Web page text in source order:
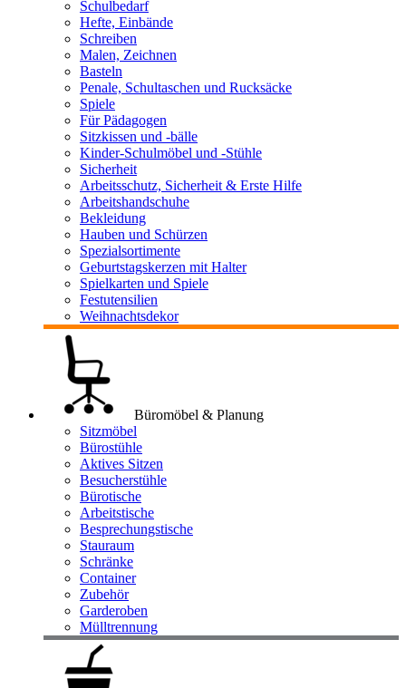
Schulbedarf
Hefte, Einbände
Schreiben
Malen, Zeichnen
Basteln
Penale, Schultaschen und Rucksäcke
Spiele
Für Pädagogen
Sitzkissen und -bälle
Kinder-Schulmöbel und -Stühle
Sicherheit
Arbeitsschutz, Sicherheit & Erste Hilfe
Arbeitshandschuhe
Bekleidung
Hauben und Schürzen
Spezialsortimente
Geburtstagskerzen mit Halter
Spielkarten und Spiele
Festutensilien
Weihnachtsdekor
Büromöbel & Planung
Sitzmöbel
Bürostühle
Aktives Sitzen
Besucherstühle
Bürotische
Arbeitstische
Besprechungstische
Stauraum
Schränke
Container
Zubehör
Garderoben
Mülltrennung